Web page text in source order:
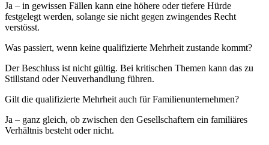
Ja – in gewissen Fällen kann eine höhere oder tiefere Hürde
festgelegt werden, solange sie nicht gegen zwingendes Recht
verstösst.
Was passiert, wenn keine qualifizierte Mehrheit zustande kommt?
Der Beschluss ist nicht gültig. Bei kritischen Themen kann das zu
Stillstand oder Neuverhandlung führen.
Gilt die qualifizierte Mehrheit auch für Familienunternehmen?
Ja – ganz gleich, ob zwischen den Gesellschaftern ein familiäres
Verhältnis besteht oder nicht.